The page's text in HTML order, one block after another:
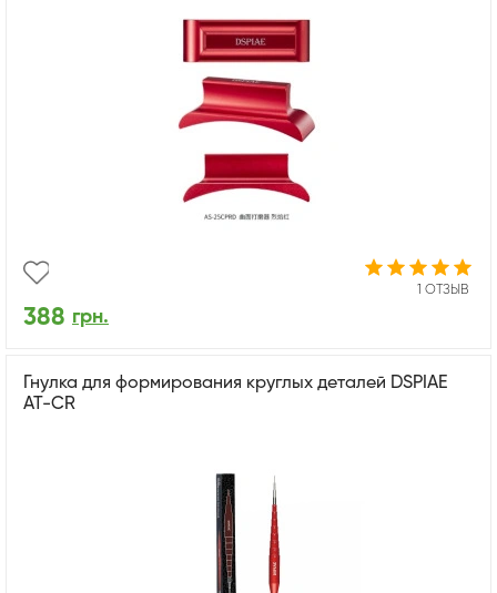
1 ОТЗЫВ
388 грн.
Гнулка для формирования круглых деталей DSPIAE
AT-CR